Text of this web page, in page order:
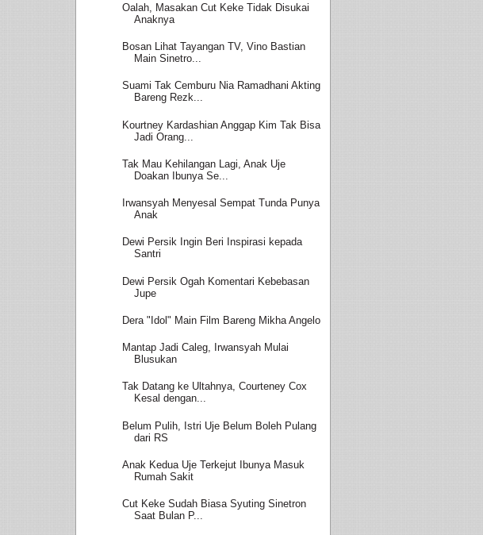
Oalah, Masakan Cut Keke Tidak Disukai
Anaknya
Bosan Lihat Tayangan TV, Vino Bastian
Main Sinetro...
Suami Tak Cemburu Nia Ramadhani Akting
Bareng Rezk...
Kourtney Kardashian Anggap Kim Tak Bisa
Jadi Orang...
Tak Mau Kehilangan Lagi, Anak Uje
Doakan Ibunya Se...
Irwansyah Menyesal Sempat Tunda Punya
Anak
Dewi Persik Ingin Beri Inspirasi kepada
Santri
Dewi Persik Ogah Komentari Kebebasan
Jupe
Dera "Idol" Main Film Bareng Mikha Angelo
Mantap Jadi Caleg, Irwansyah Mulai
Blusukan
Tak Datang ke Ultahnya, Courteney Cox
Kesal dengan...
Belum Pulih, Istri Uje Belum Boleh Pulang
dari RS
Anak Kedua Uje Terkejut Ibunya Masuk
Rumah Sakit
Cut Keke Sudah Biasa Syuting Sinetron
Saat Bulan P...